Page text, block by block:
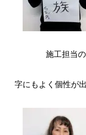
施工担当
字にもよく個性が